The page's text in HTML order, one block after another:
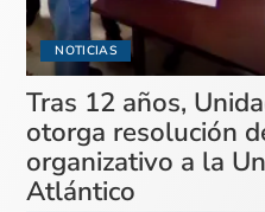
NOTICIAS
Tras 12 años,
otorga resolución
organizativo a la
Atlántico